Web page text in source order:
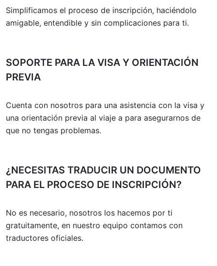
Simplificamos el proceso de inscripción, haciéndolo
amigable, entendible y sin complicaciones para ti.
SOPORTE PARA LA VISA Y ORIENTACIÓN
PREVIA
Cuenta con nosotros para una asistencia con la visa y
una orientación previa al viaje a para asegurarnos de
que no tengas problemas.
¿NECESITAS TRADUCIR UN DOCUMENTO
PARA EL PROCESO DE INSCRIPCIÓN?
No es necesario, nosotros los hacemos por ti
gratuitamente, en nuestro equipo contamos con
traductores oficiales.